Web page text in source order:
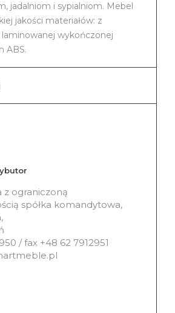
jadalniom i sypialniom. Mebel
jakości materiałów: z
laminowanej wykończonej
ABS.
z ograniczoną
spółka komandytowa,
/ fax +48 62 7912951